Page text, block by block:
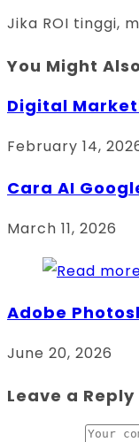
Jika ROI tinggi,
You Might
Digital
February 14,
Cara AI
March 11, 2026
Adobe
June 20, 2026
Leave a Reply